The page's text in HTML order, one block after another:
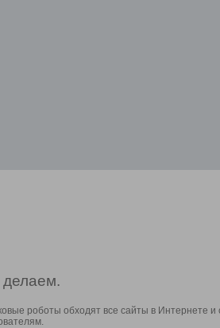
роботы обходят все сайты в Интернете